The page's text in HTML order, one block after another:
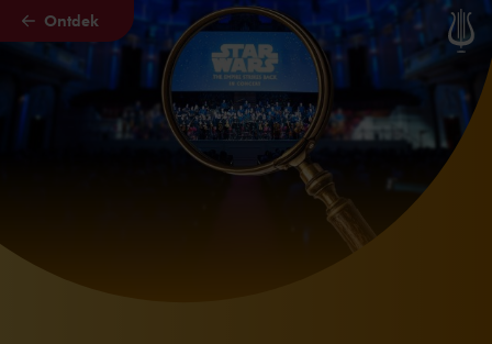
Naar hoofdcontent
Ontdek